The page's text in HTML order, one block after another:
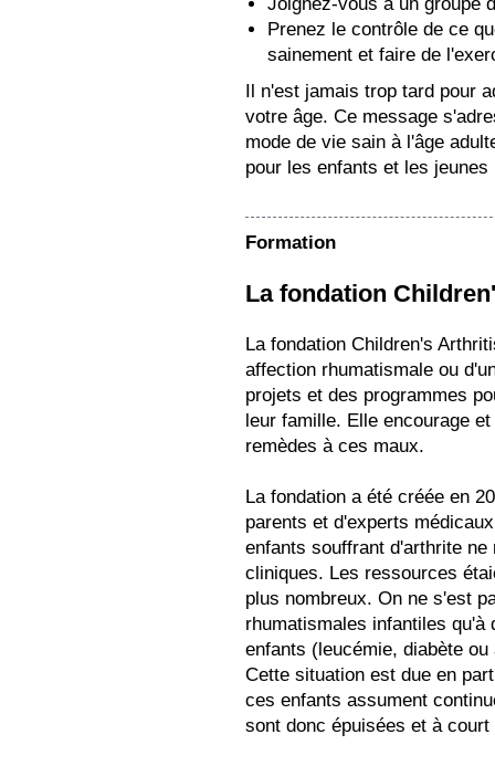
Prenez le contrôle de ce
sainement et faire de
Il n'est jamais trop tard pour
votre âge. Ce message
mode de vie sain à l'âge
pour les enfants et les jeunes
Formation
La fondation
La fondation Children's
affection rhumatismale ou
projets et des programmes
leur famille. Elle encourage
remèdes à ces maux.
La fondation a été créée en
parents et d'experts
enfants souffrant d'arthrite
cliniques. Les ressources
plus nombreux. On ne s'est
rhumatismales infantiles
enfants (leucémie, diabète
Cette situation est due en
ces enfants assument
sont donc épuisées et à court